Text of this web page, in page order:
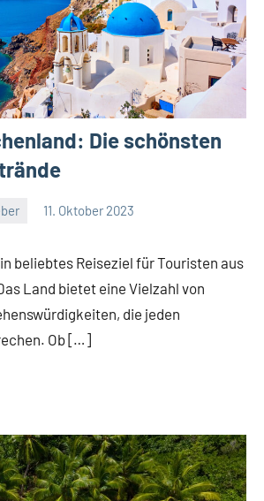
Die schönsten
11. Oktober 2023
beliebtes Reiseziel für Touristen aus
Land bietet eine Vielzahl von
die jeden
Ob […]